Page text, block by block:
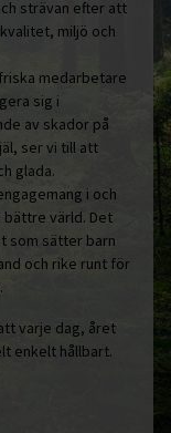
strävan efter att
miljö och
medarbetare
sig i
av skador på
ser vi till att
glada.
i och
värld. Det
som sätter barn
och rike runt för
varje dag, året
enkelt hållbart.